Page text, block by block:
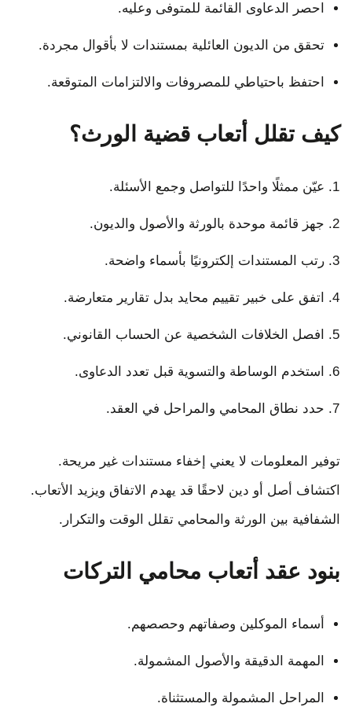
احصر الدعاوى القائمة للمتوفى وعليه.
تحقق من الديون العائلية بمستندات لا بأقوال مجردة.
احتفظ باحتياطي للمصروفات والالتزامات المتوقعة.
كيف تقلل أتعاب قضية الورث؟
عيّن ممثلًا واحدًا للتواصل وجمع الأسئلة.
جهز قائمة موحدة بالورثة والأصول والديون.
رتب المستندات إلكترونيًا بأسماء واضحة.
اتفق على خبير تقييم محايد بدل تقارير متعارضة.
افصل الخلافات الشخصية عن الحساب القانوني.
استخدم الوساطة والتسوية قبل تعدد الدعاوى.
حدد نطاق المحامي والمراحل في العقد.
توفير المعلومات لا يعني إخفاء مستندات غير مريحة.
اكتشاف أصل أو دين لاحقًا قد يهدم الاتفاق ويزيد الأتعاب.
الشفافية بين الورثة والمحامي تقلل الوقت والتكرار.
بنود عقد أتعاب محامي التركات
أسماء الموكلين وصفاتهم وحصصهم.
المهمة الدقيقة والأصول المشمولة.
المراحل المشمولة والمستثناة.